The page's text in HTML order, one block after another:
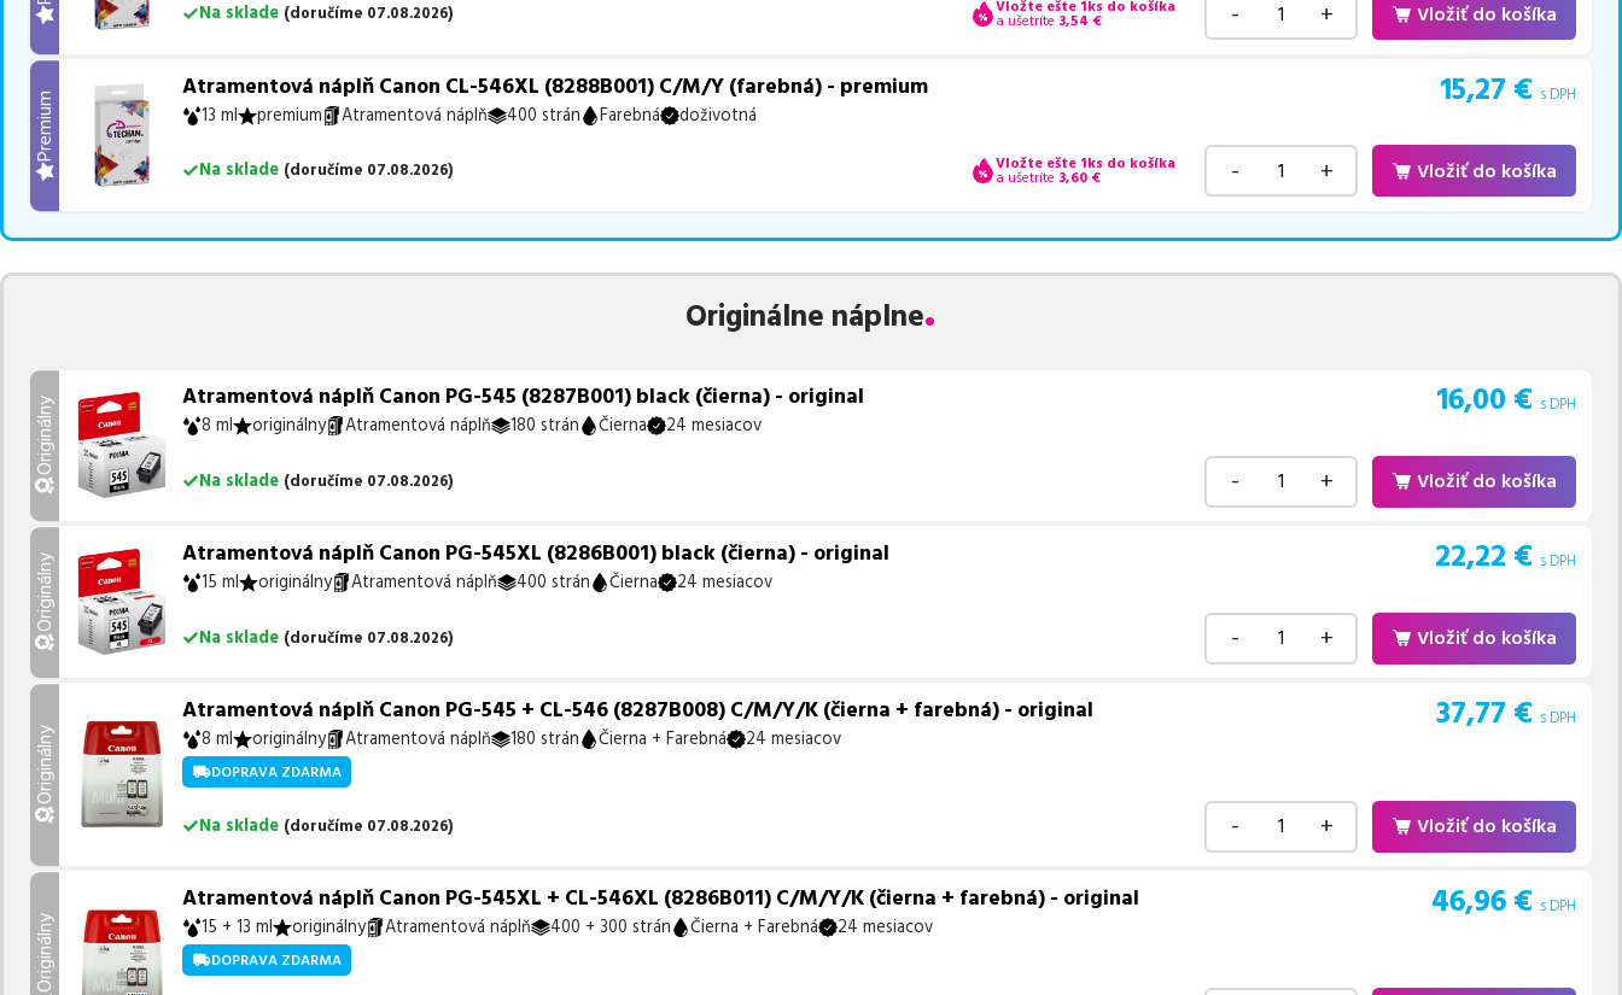
Na sklade (doručíme 07.08.2026) Vložte ešte 1ks do košíka
a ušetríte 3,54 € - + Vložiť do košíka
Premium
Atramentová náplň Canon CL-546XL (8288B001) C/M/Y (farebná) - premium 15,27 € s DPH
13 ml premium Atramentová náplň 400 strán Farebná doživotná
Na sklade (doručíme 07.08.2026) Vložte ešte 1ks do košíka
a ušetríte 3,60 € - + Vložiť do košíka
Originálne náplne
Originálny Atramentová náplň Canon PG-545 (8287B001) black (čierna) - original 16,00 € s DPH
8 ml originálny Atramentová náplň 180 strán Čierna 24 mesiacov
Na sklade (doručíme 07.08.2026) - + Vložiť do košíka
Originálny Atramentová náplň Canon PG-545XL (8286B001) black (čierna) - original 22,22 € s DPH
15 ml originálny Atramentová náplň 400 strán Čierna 24 mesiacov
Na sklade (doručíme 07.08.2026) - + Vložiť do košíka
Originálny
Atramentová náplň Canon PG-545 + CL-546 (8287B008) C/M/Y/K (čierna + farebná) - original 37,77 € s DPH
8 ml originálny Atramentová náplň 180 strán Čierna + Farebná 24 mesiacov
DOPRAVA ZDARMA
Na sklade (doručíme 07.08.2026) - + Vložiť do košíka
Originálny
Atramentová náplň Canon PG-545XL + CL-546XL (8286B011) C/M/Y/K (čierna + farebná) - original 46,96 € s DPH
15 + 13 ml originálny Atramentová náplň 400 + 300 strán Čierna + Farebná 24 mesiacov
DOPRAVA ZDARMA